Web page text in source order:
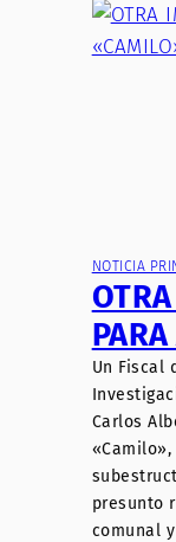
NOTICIA
Un Fiscal
Carlos
presunto
comunal